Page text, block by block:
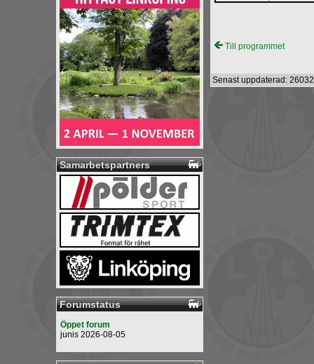
Samarbetspartners
Forumstatus
Öppet forum
junis 2026-08-05
Till programmet
Senast uppdaterad: